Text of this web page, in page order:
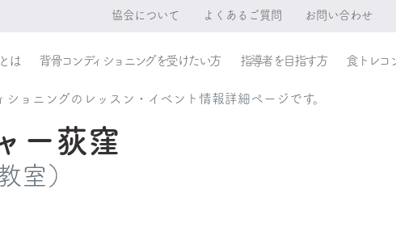
協会について よくあるご質問 お問い合わせ
は 背骨コンディショニングを受けたい方 指導者を目指す方 食トレコ
ョニングのレッスン・イベント情報詳細ページです。
ー荻窪
室）